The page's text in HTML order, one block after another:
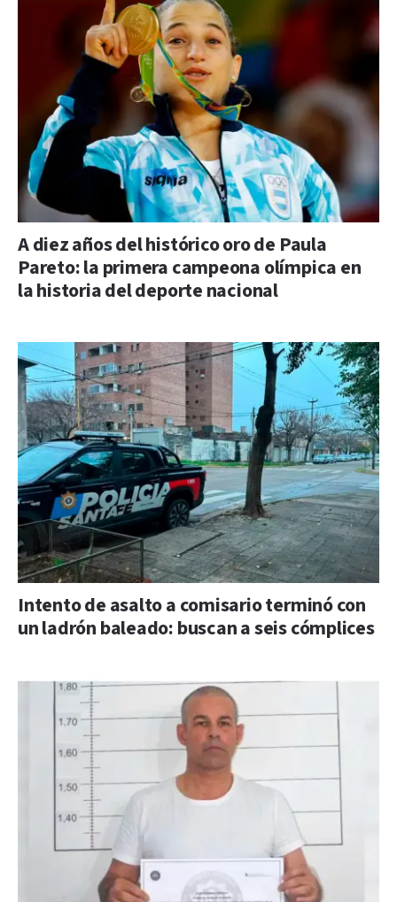
A diez años del histórico oro de Paula
Pareto: la primera campeona olímpica en
la historia del deporte nacional
Intento de asalto a comisario terminó con
un ladrón baleado: buscan a seis cómplices